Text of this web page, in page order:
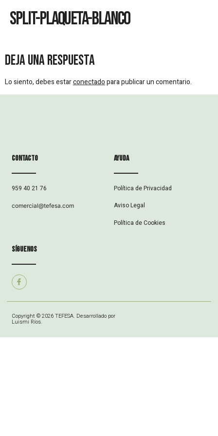
Split-Plaqueta-Blanco
Deja una respuesta
Lo siento, debes estarconectadopara publicar un comentario.
Contacto
959 40 21 76
comercial@tefesa.com
ayuda
Política de Privacidad
Aviso Legal
Política de Cookies
síguenos
Copyright © 2026 TEFESA. Desarrollado por
Luismi Ríos.